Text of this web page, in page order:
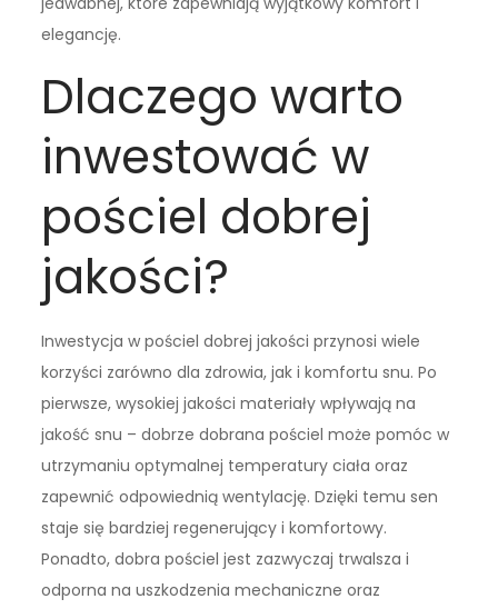
elegancję.
Dlaczego warto
inwestować w
pościel dobrej
jakości?
Inwestycja w pościel dobrej jakości przynosi wiele
korzyści zarówno dla zdrowia, jak i komfortu snu. Po
pierwsze, wysokiej jakości materiały wpływają na
jakość snu – dobrze dobrana pościel może pomóc w
utrzymaniu optymalnej temperatury ciała oraz
zapewnić odpowiednią wentylację. Dzięki temu sen
staje się bardziej regenerujący i komfortowy.
Ponadto, dobra pościel jest zazwyczaj trwalsza i
odporna na uszkodzenia mechaniczne oraz